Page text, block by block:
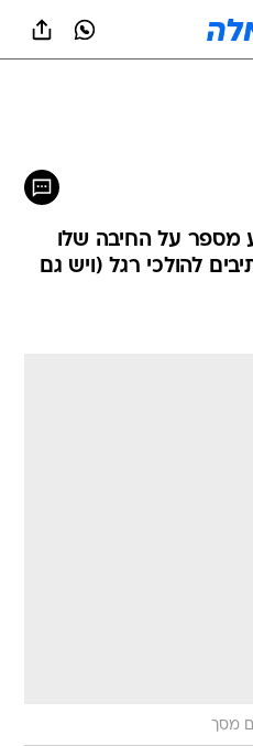
מספר על החיבה שלו
להולכי רגל (ויש גם
מסך